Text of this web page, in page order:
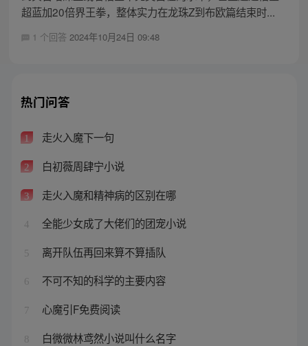
超蓝加20倍界王拳，整体实力在龙珠Z到布欧篇结束时...
1 个回答 2024年10月24日 09:48
热门问答
1 走火入魔下一句
2 白初薇周肆宁小说
3 走火入魔和精神病的区别在哪
4 全能少女成了大佬们的团宠小说
5 离开队伍再回来算不算插队
6 不可不知的科学的主要内容
7 心魔引F免费阅读
8 白微微林鸢然小说叫什么名字